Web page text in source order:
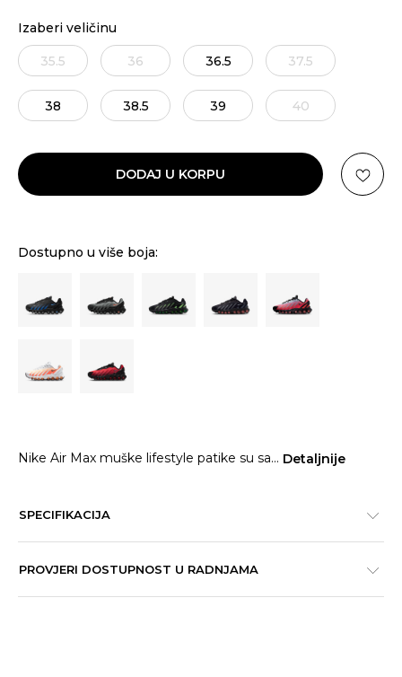
Izaberi veličinu
35.5 36 36.5 37.5
38 38.5 39 40
DODAJ U KORPU
Dostupno u više boja:
Nike Air Max muške lifestyle patike su sa... Detaljnije
SPECIFIKACIJA
PROVJERI DOSTUPNOST U RADNJAMA